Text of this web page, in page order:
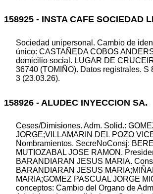
158925 - INSTA CAFE SOCIEDAD
Sociedad unipersonal. Cambio de
único: CASTAÑEDA COBOS
domicilio social. LUGAR DE
36740 (TOMIÑO). Datos registrales. S
3 (23.03.26).
158926 - ALUDEC INYECCION SA.
Ceses/Dimisiones. Adm. Solid.:
JORGE;VILLAMARIN DEL POZO
Nombramientos. SecreNoConsj:
MUTIOZABAL JOSE RAMON.
BARANDIARAN JESUS MARIA.
BARANDIARAN JESUS
MARIA;GOMEZ PASCUAL JORGE
conceptos: Cambio del Organo de